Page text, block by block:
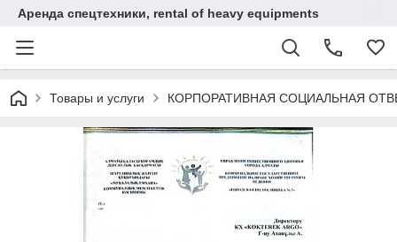
Аренда спецтехники, rental of heavy equipments
Товары и услуги КОРПОРАТИВНАЯ СОЦИАЛЬНАЯ